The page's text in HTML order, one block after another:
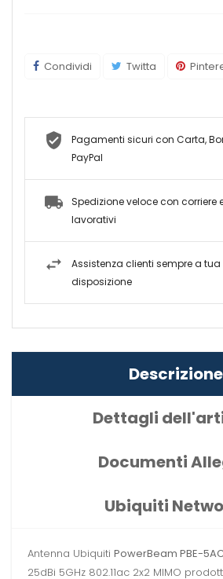
Condividi Twitta
Pagamenti sicuri con Carta,
PayPal
Spedizione veloce con corriere
lavorativi
Assistenza clienti sempre a
disposizione
Descrizione
Dettagli
Documenti
Ubiquiti
Antenna Ubiquiti PowerBeam PBE-
25dBi 5GHz 802.11ac 2x2 MIMO